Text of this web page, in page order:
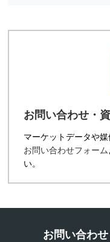
お問い合わせ・
マーケットデータや媒
お問い合わせフォーム
い。
お問い合わ